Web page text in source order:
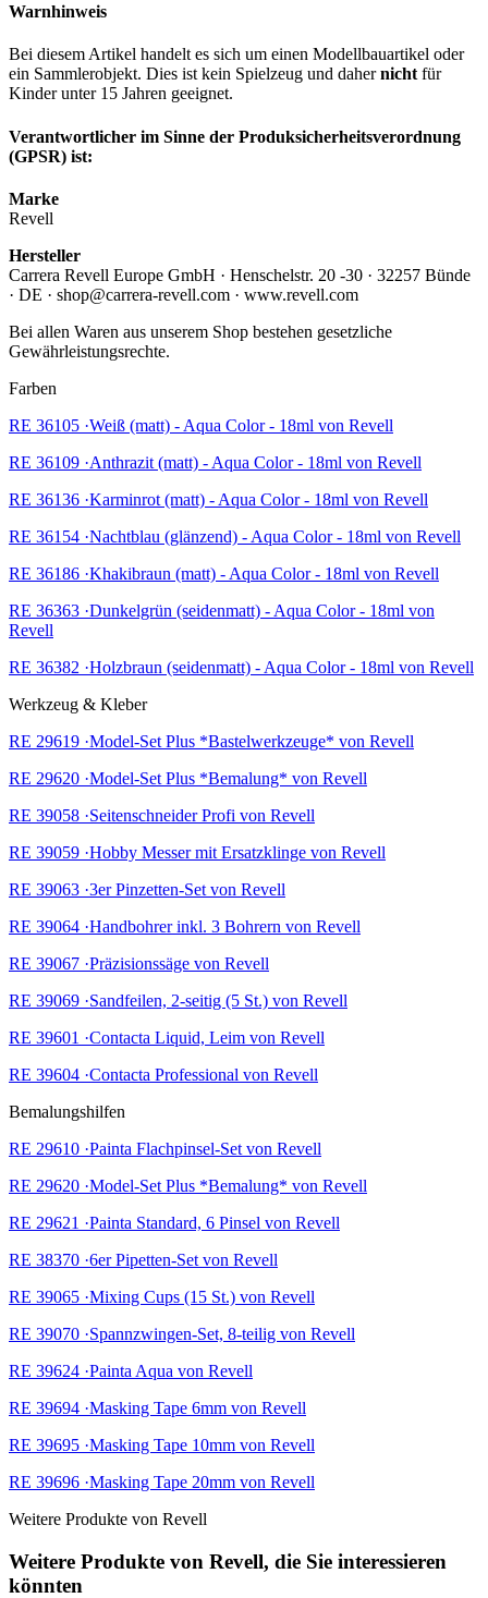
Warnhinweis
Bei diesem Artikel handelt es sich um einen Modellbauartikel oder
ein Sammlerobjekt. Dies ist kein Spielzeug und dahernicht für
Kinder unter 15 Jahren geeignet.
Verantwortlicher im Sinne der Produksicherheitsverordnung
(GPSR) ist:
Marke
Revell
Hersteller
Carrera Revell Europe GmbH · Henschelstr. 20 -30 · 32257 Bünde
· DE · shop@carrera-revell.com · www.revell.com
Bei allen Waren aus unserem Shop bestehen gesetzliche
Gewährleistungsrechte.
Farben
RE 36105 ·Weiß (matt) - Aqua Color - 18ml von Revell
RE 36109 ·Anthrazit (matt) - Aqua Color - 18ml von Revell
RE 36136 ·Karminrot (matt) - Aqua Color - 18ml von Revell
RE 36154 ·Nachtblau (glänzend) - Aqua Color - 18ml von Revell
RE 36186 ·Khakibraun (matt) - Aqua Color - 18ml von Revell
RE 36363 ·Dunkelgrün (seidenmatt) - Aqua Color - 18ml von
Revell
RE 36382 ·Holzbraun (seidenmatt) - Aqua Color - 18ml von Revell
Werkzeug & Kleber
RE 29619 ·Model-Set Plus *Bastelwerkzeuge* von Revell
RE 29620 ·Model-Set Plus *Bemalung* von Revell
RE 39058 ·Seitenschneider Profi von Revell
RE 39059 ·Hobby Messer mit Ersatzklinge von Revell
RE 39063 ·3er Pinzetten-Set von Revell
RE 39064 ·Handbohrer inkl. 3 Bohrern von Revell
RE 39067 ·Präzisionssäge von Revell
RE 39069 ·Sandfeilen, 2-seitig (5 St.) von Revell
RE 39601 ·Contacta Liquid, Leim von Revell
RE 39604 ·Contacta Professional von Revell
Bemalungshilfen
RE 29610 ·Painta Flachpinsel-Set von Revell
RE 29620 ·Model-Set Plus *Bemalung* von Revell
RE 29621 ·Painta Standard, 6 Pinsel von Revell
RE 38370 ·6er Pipetten-Set von Revell
RE 39065 ·Mixing Cups (15 St.) von Revell
RE 39070 ·Spannzwingen-Set, 8-teilig von Revell
RE 39624 ·Painta Aqua von Revell
RE 39694 ·Masking Tape 6mm von Revell
RE 39695 ·Masking Tape 10mm von Revell
RE 39696 ·Masking Tape 20mm von Revell
Weitere Produkte von Revell
Weitere Produkte von Revell, die Sie interessieren
könnten